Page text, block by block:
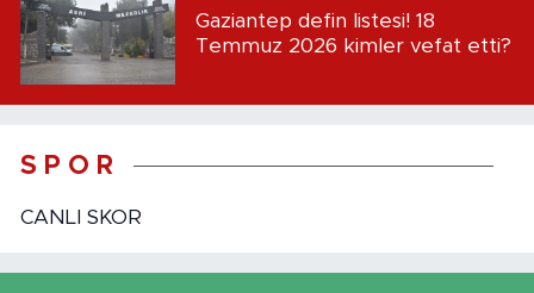
Gaziantep defin listesi! 18
Temmuz 2026 kimler vefat etti?
S P O R
CANLI SKOR